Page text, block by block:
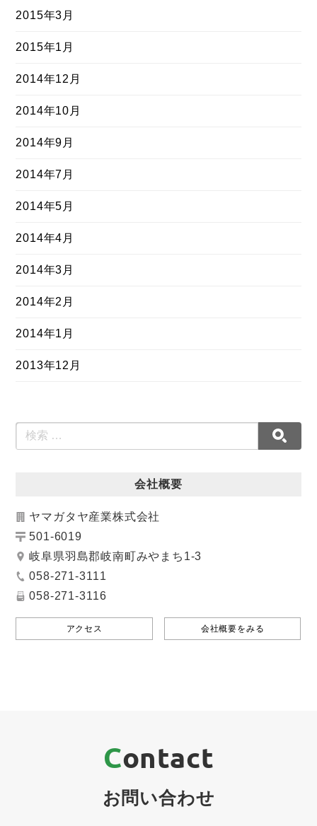
2015年3月
2015年1月
2014年12月
2014年10月
2014年9月
2014年7月
2014年5月
2014年4月
2014年3月
2014年2月
2014年1月
2013年12月
会社概要
ヤマガタヤ産業株式会社
501-6019
岐阜県羽島郡岐南町みやまち1-3
058-271-3111
058-271-3116
アクセス 会社概要をみる
Contact
お問い合わせ